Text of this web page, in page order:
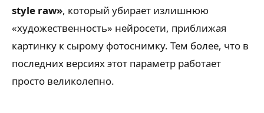
style raw», который убирает излишнюю
«художественность» нейросети, приближая
картинку к сырому фотоснимку. Тем более, что в
последних версиях этот параметр работает
просто великолепно.